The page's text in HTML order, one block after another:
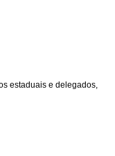
estaduais e delegados,